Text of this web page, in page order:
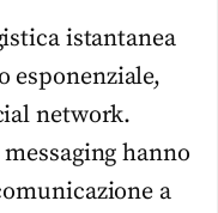
istantanea
esponenziale,
network.
hanno
a